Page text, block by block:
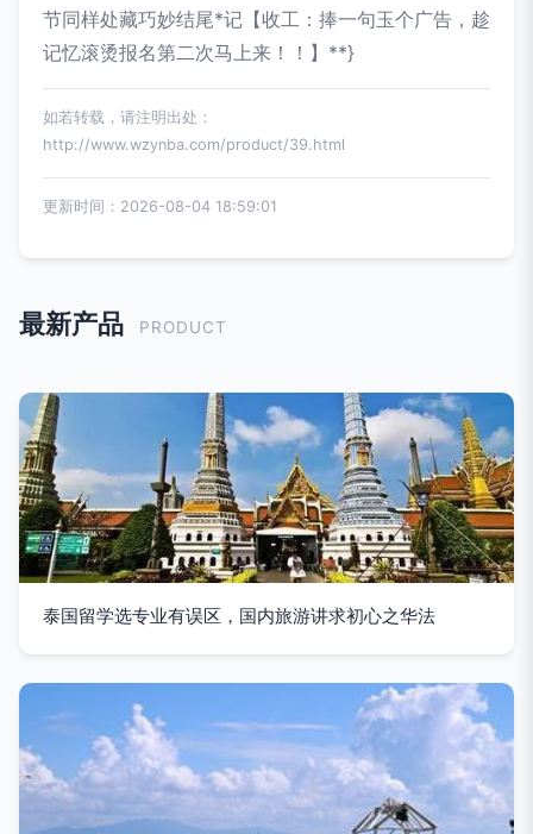
节同样处藏巧妙结尾*记【收工：捧一句玉个广告，趁
记忆滚烫报名第二次马上来！！】**}
如若转载，请注明出处：
http://www.wzynba.com/product/39.html
更新时间：2026-08-04 18:59:01
最新产品 PRODUCT
泰国留学选专业有误区，国内旅游讲求初心之华法